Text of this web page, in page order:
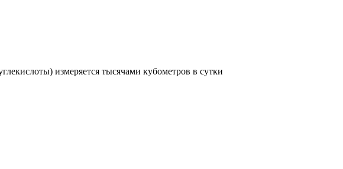
измеряется тысячами кубометров в сутки